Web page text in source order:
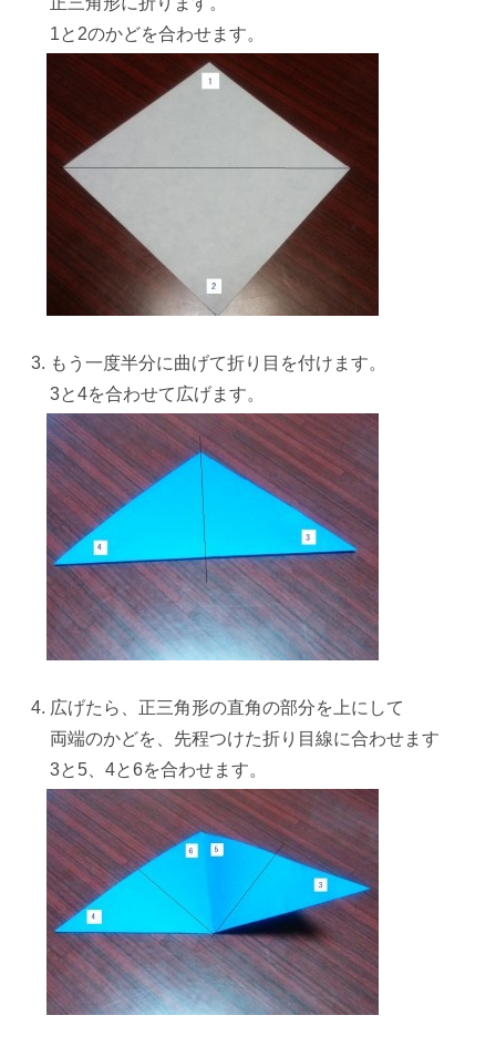
1と2のかどを合わせます。
もう一度半分に曲げて折り目を付けます。
3と4を合わせて広げます。
広げたら、正三角形の直角の部分を上にして
両端のかどを、先程つけた折り目線に合わせます
3と5、4と6を合わせます。